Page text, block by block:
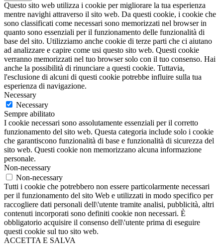
Questo sito web utilizza i cookie per migliorare la tua esperienza
mentre navighi attraverso il sito web. Da questi cookie, i cookie che
sono classificati come necessari sono memorizzati nel browser in
quanto sono essenziali per il funzionamento delle funzionalità di
base del sito. Utilizziamo anche cookie di terze parti che ci aiutano
ad analizzare e capire come usi questo sito web. Questi cookie
verranno memorizzati nel tuo browser solo con il tuo consenso. Hai
anche la possibilità di rinunciare a questi cookie. Tuttavia,
l'esclusione di alcuni di questi cookie potrebbe influire sulla tua
esperienza di navigazione.
Necessary
Necessary
Sempre abilitato
I cookie necessari sono assolutamente essenziali per il corretto
funzionamento del sito web. Questa categoria include solo i cookie
che garantiscono funzionalità di base e funzionalità di sicurezza del
sito web. Questi cookie non memorizzano alcuna informazione
personale.
Non-necessary
Non-necessary
Tutti i cookie che potrebbero non essere particolarmente necessari
per il funzionamento del sito Web e utilizzati in modo specifico per
raccogliere dati personali dell\'utente tramite analisi, pubblicità, altri
contenuti incorporati sono definiti cookie non necessari. È
obbligatorio acquisire il consenso dell\'utente prima di eseguire
questi cookie sul tuo sito web.
ACCETTA E SALVA